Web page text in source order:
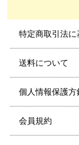
特定商取引法に
送料について
個人情報保護方
会員規約